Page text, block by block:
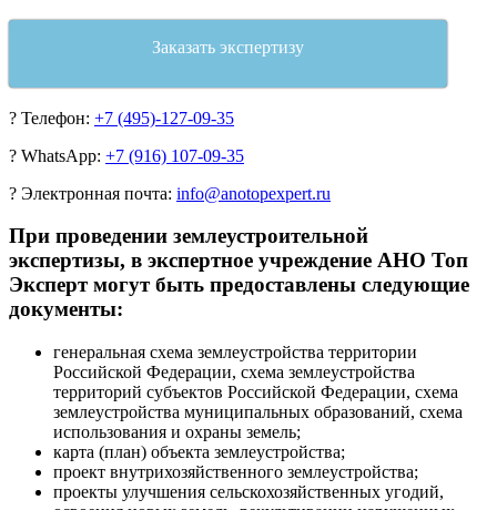
Заказать экспертизу
? Телефон: +7 (495)-127-09-35
? WhatsApp: +7 (916) 107-09-35
? Электронная почта: info@anotopexpert.ru
При проведении землеустроительной
экспертизы, в экспертное учреждение АНО Топ
Эксперт могут быть предоставлены следующие
документы:
генеральная схема землеустройства территории
Российской Федерации, схема землеустройства
территорий субъектов Российской Федерации, схема
землеустройства муниципальных образований, схема
использования и охраны земель;
карта (план) объекта землеустройства;
проект внутрихозяйственного землеустройства;
проекты улучшения сельскохозяйственных угодий,